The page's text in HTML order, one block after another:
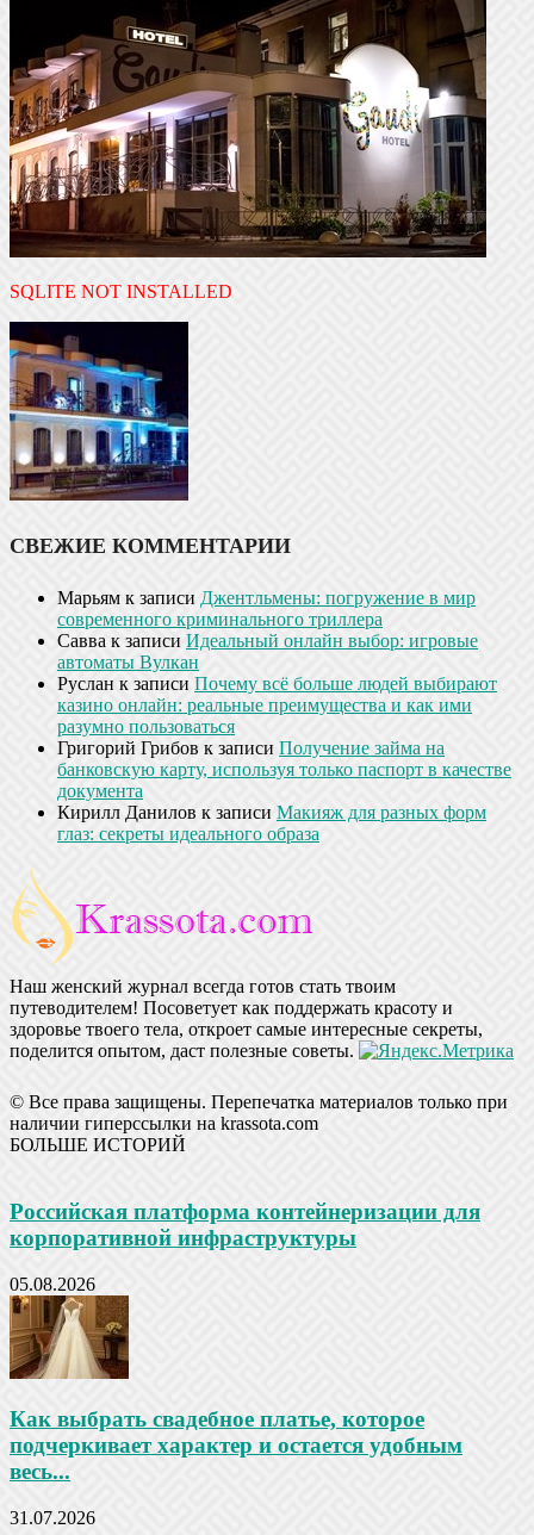
SQLITE NOT INSTALLED
СВЕЖИЕ КОММЕНТАРИИ
Марьям к записи Джентльмены: погружение в мир
современного криминального триллера
Савва к записи Идеальный онлайн выбор: игровые
автоматы Вулкан
Руслан к записи Почему всё больше людей выбирают
казино онлайн: реальные преимущества и как ими
разумно пользоваться
Григорий Грибов к записи Получение займа на
банковскую карту, используя только паспорт в качестве
документа
Кирилл Данилов к записи Макияж для разных форм
глаз: секреты идеального образа
Наш женский журнал всегда готов стать твоим
путеводителем! Посоветует как поддержать красоту и
здоровье твоего тела, откроет самые интересные секреты,
поделится опытом, даст полезные советы.
© Все права защищены. Перепечатка материалов только при
наличии гиперссылки на krassota.com
БОЛЬШЕ ИСТОРИЙ
Российская платформа контейнеризации для
корпоративной инфраструктуры
05.08.2026
Как выбрать свадебное платье, которое
подчеркивает характер и остается удобным
весь...
31.07.2026